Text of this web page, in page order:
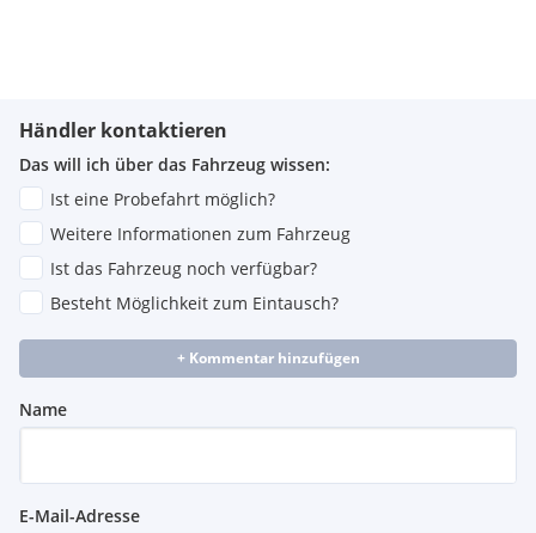
Händler kontaktieren
Das will ich über das Fahrzeug wissen:
Ist eine Probefahrt möglich?
Weitere Informationen zum Fahrzeug
Ist das Fahrzeug noch verfügbar?
Besteht Möglichkeit zum Eintausch?
+ Kommentar hinzufügen
Name
E-Mail-Adresse